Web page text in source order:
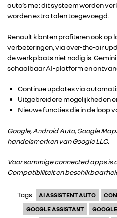
auto’s met dit systeem worden
worden extra talen toegevoegd.
Renault klanten profiteren ook op
verbeteringen, via over-the-air
de werkplaats niet nodig is.
schaalbaar AI-platform en
Continue updates via
Uitgebreidere mogelijkheden
Nieuwe functies die in de loop
Google, Android Auto, Google
handelsmerken van Google LLC.
Voor sommige connected apps is
Compatibiliteit en
Tags AI ASSISTENT AUTO
GOOGLE ASSISTANT